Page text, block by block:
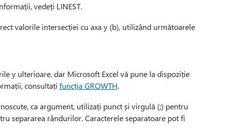
vedeți LINEST.
valorile intersecției cu axa y (b), utilizând următoarele
y ulterioare, dar Microsoft Excel vă pune la dispoziție
consultați funcția GROWTH.
ca argument, utilizați punct și virgulă (;) pentru
separarea rândurilor. Caracterele separatoare pot fi